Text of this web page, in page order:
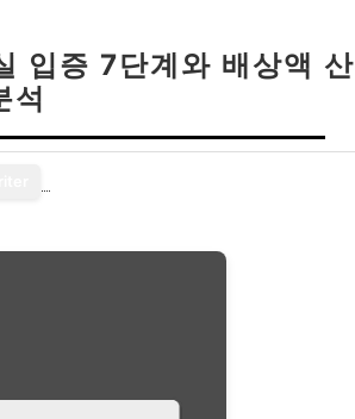
입증 7단계와 배상액 산
석